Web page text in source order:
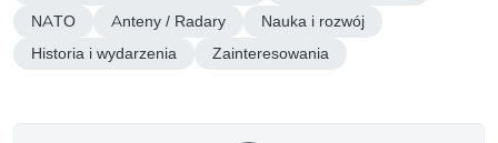
NATO
Anteny / Radary
Nauka i rozwój
Historia i wydarzenia
Zainteresowania